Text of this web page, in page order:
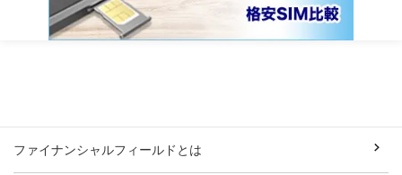
ファイナンシャルフィールドとは